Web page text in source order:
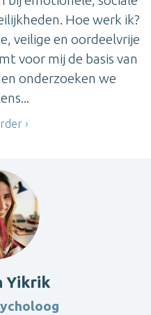
Hoe werk ik?
veilige en oordeelvrije
voor mij de basis van
onderzoeken we
Yikrik